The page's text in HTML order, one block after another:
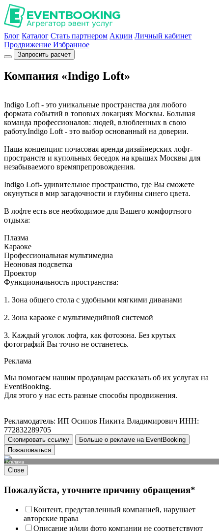
Блог Каталог Стать партнером Акции Личный кабинет
Продвижение Избранное
Запросить расчет
Компания «Indigo Loft»
Indigo Loft - это уникальные пространства для любого
формата событий в топовых локациях Москвы. Большая
команда профессионалов: людей, влюбленных в свою
работу.Indigo Loft - это выбор основанный на доверии.
Наша концепция: почасовая аренда дизайнерских лофт-
пространств и купольных беседок на крышах Москвы для
незабываемого времяпрепровождения.
Indigo Loft- удивительное пространство, где Вы сможете
окунуться в мир загадочности и глубины синего цвета.
В лофте есть все необходимое для Вашего комфортного
отдыха:
Плазма
Караоке
Профессиональная мультимедиа
Неоновая подсветка
Проектор
Функциональность пространства:
1. Зона общего стола с удобными мягкими диванами
2. Зона караоке с мультимедийной системой
3. Каждый уголок лофта, как фотозона. Без крутых
фотографий Вы точно не останетесь.
Реклама
Мы помогаем нашим продавцам рассказать об их услугах на
EventBooking.
Для этого у нас есть разные способы продвижения.
Рекламодатель: ИП Осипов Никита Владимирович ИНН:
772832289705
Скопировать ссылку
Больше о рекламе на EventBooking
Пожаловаться
Реклама
Close
Пожалуйста, уточните причину обращения*
Контент, представленный компанией, нарушает
авторские права
Описание и/или фото компании не соответствуют